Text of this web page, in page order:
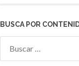
BUSCA POR